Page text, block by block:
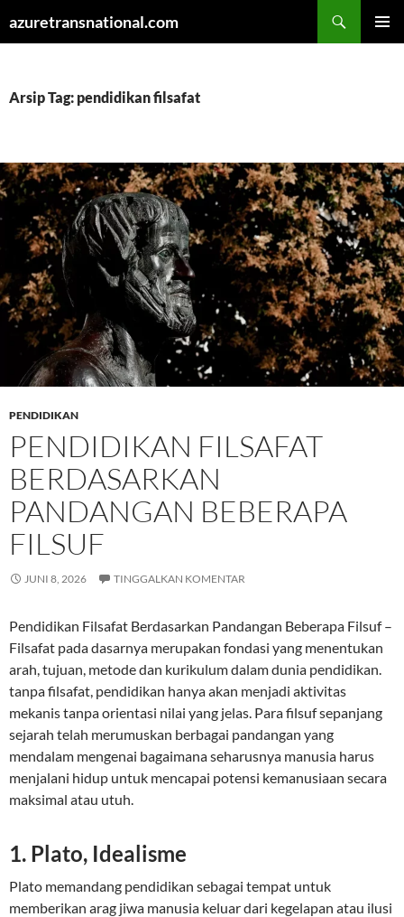
azuretransnational.com
Arsip Tag: pendidikan filsafat
PENDIDIKAN
PENDIDIKAN FILSAFAT
BERDASARKAN
PANDANGAN BEBERAPA
FILSUF
JUNI 8, 2026 TINGGALKAN KOMENTAR
Pendidikan Filsafat Berdasarkan Pandangan Beberapa Filsuf –
Filsafat pada dasarnya merupakan fondasi yang menentukan
arah, tujuan, metode dan kurikulum dalam dunia pendidikan.
tanpa filsafat, pendidikan hanya akan menjadi aktivitas
mekanis tanpa orientasi nilai yang jelas. Para filsuf sepanjang
sejarah telah merumuskan berbagai pandangan yang
mendalam mengenai bagaimana seharusnya manusia harus
menjalani hidup untuk mencapai potensi kemanusiaan secara
maksimal atau utuh.
1. Plato, Idealisme
Plato memandang pendidikan sebagai tempat untuk
memberikan arag jiwa manusia keluar dari kegelapan atau ilusi